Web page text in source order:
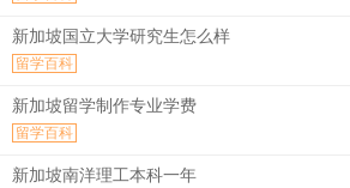
新加坡国立大学研究生怎么样
留学百科
新加坡留学制作专业学费
留学百科
新加坡南洋理工本科一年